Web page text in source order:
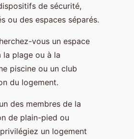
de sécurité,
ou des espaces séparés.
vous un espace
plage ou à la
piscine ou un club
du logement.
des membres de la
de plain-pied ou
un logement